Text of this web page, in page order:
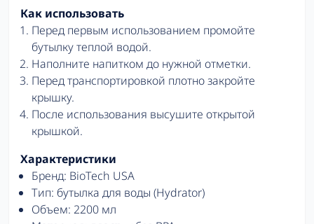
Как использовать
Перед первым использованием промойте
бутылку теплой водой.
Наполните напитком до нужной отметки.
Перед транспортировкой плотно закройте
крышку.
После использования высушите открытой
крышкой.
Характеристики
Бренд: BioTech USA
Тип: бутылка для воды (Hydrator)
Объем: 2200 мл